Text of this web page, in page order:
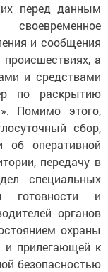
перед данным
и сообщения
происшествиях, а
и средствами
по раскрытию
Помимо этого,
сбор,
об оперативной
передачу в
специальных
готовности и
органов
охраны
и прилегающей к
безопасностью